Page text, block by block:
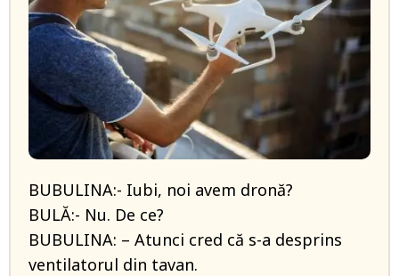
BUBULINA:- Iubi, noi avem dronă?
BULĂ:- Nu. De ce?
BUBULINA: – Atunci cred că s-a desprins
ventilatorul din tavan.